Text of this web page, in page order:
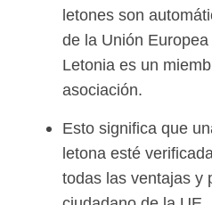
letones son
de la Unión
Letonia es un
asociación.
Esto significa que
letona esté
todas las ventajas y